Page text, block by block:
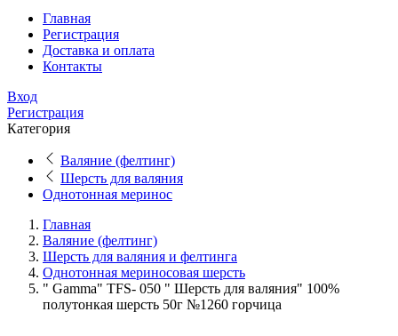
Главная
Регистрация
Доставка и оплата
Контакты
Вход
Регистрация
Категория
Валяние (фелтинг)
Шерсть для валяния
Однотонная меринос
Главная
Валяние (фелтинг)
Шерсть для валяния и фелтинга
Однотонная мериносовая шерсть
" Gamma" TFS- 050 " Шерсть для валяния" 100%
полутонкая шерсть 50г №1260 горчица